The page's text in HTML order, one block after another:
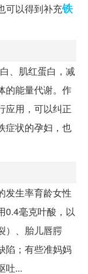
可以得到补充铁
、肌红蛋白，减
的能量代谢。作
应用，可以纠正
症状的孕妇，也
发生率育龄女性
0.4毫克叶酸，以
）、胎儿唇腭
陷；有些准妈妈
吐...